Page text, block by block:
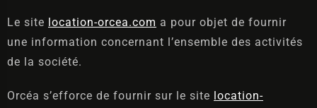
Le site location-orcea.com a pour objet de fournir
une information concernant l’ensemble des activités
de la société.
Orcéa s’efforce de fournir sur le site location-